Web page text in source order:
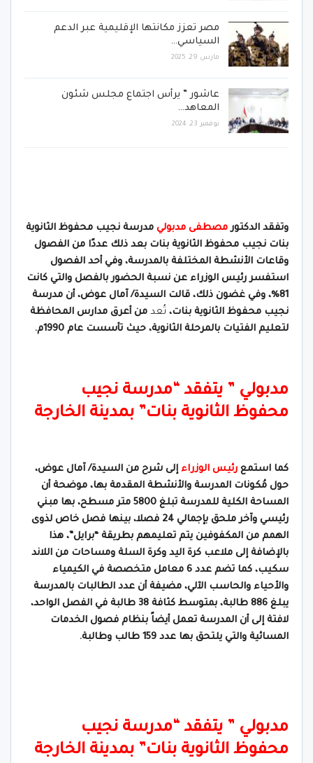
مصر تعزز مكانتها الإقليمية عبر الدعم
السياسي…
مارس 29, 2025
عاشور ” يرأس اجتماع مجلس شئون
المعاهد…
نوفمبر 23, 2024
وتفقد الدكتور مصطفى مدبولي مدرسة نجيب محفوظ الثانوية
بنات نجيب محفوظ الثانوية بنات بعد ذلك عددًا من الفصول
وقاعات الأنشطة المختلفة بالمدرسة، وفي أحد الفصول
استفسر رئيس الوزراء عن نسبة الحضور بالفصل والتي كانت
81%، وفي غضون ذلك، قالت السيدة/ آمال عوض، أن مدرسة
نجيب محفوظ الثانوية بنات، تُعد من أعرق مدارس المحافظة
لتعليم الفتيات بالمرحلة الثانوية، حيث تأسست عام 1990م.
مدبولي ” يتفقد “مدرسة نجيب
محفوظ الثانوية بنات” بمدينة الخارجة
كما استمع رئيس الوزراء إلى شرح من السيدة/ آمال عوض،
حول مُكونات المدرسة والأنشطة المقدمة بها، موضحة أن
المساحة الكلية للمدرسة تبلغ 5800 متر مسطح، بها مبني
رئيسي وآخر ملحق بإجمالي 24 فصلا، بينها فصل خاص لذوى
الهمم من المكفوفين يتم تعليمهم بطريقة “برايل”، هذا
بالإضافة إلى ملاعب كرة اليد وكرة السلة ومساحات من اللاند
سكيب، كما تضم عدد 6 معامل متخصصة في الكيمياء
والأحياء والحاسب الآلي، مضيفة أن عدد الطالبات بالمدرسة
يبلغ 886 طالبة، بمتوسط كثافة 38 طالبة في الفصل الواحد،
لافتة إلى أن المدرسة تعمل أيضاً بنظام فصول الخدمات
المسائية والتي يلتحق بها عدد 159 طالب وطالبة.
مدبولي ” يتفقد “مدرسة نجيب
محفوظ الثانوية بنات” بمدينة الخارجة